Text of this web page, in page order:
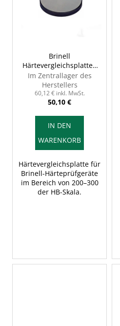
Brinell
Härtevergleichsplatte -
HBW2.5/187.5 - 200-
300, INSIZE HDT-B-
HB25A2
Im Zentrallager des
Herstellers
60,12 € inkl. MwSt.
50,10 €
IN DEN
WARENKORB
Härtevergleichsplatte für
Brinell-Härteprüfgeräte
im Bereich von 200–300
der HB-Skala.